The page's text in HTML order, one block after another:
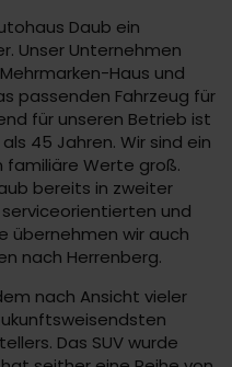
Daub ein
Unser Unternehmen
Haus und
passenden Fahrzeug für
für unseren Betrieb ist
45 Jahren. Wir sind ein
familiäre Werte groß.
bereits in zweiter
und
übernehmen wir auch
nach Herrenberg.
nach Ansicht vieler
Das SUV wurde